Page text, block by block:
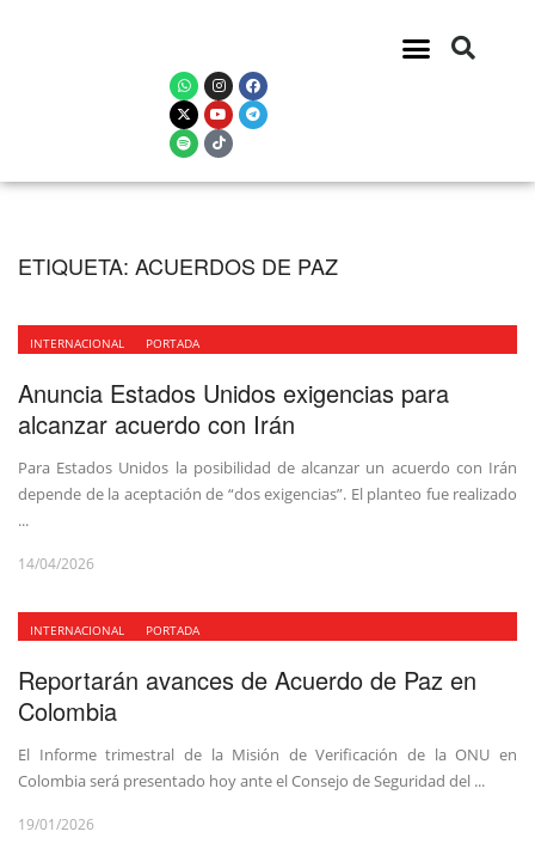
ETIQUETA: ACUERDOS DE PAZ
INTERNACIONAL PORTADA
Anuncia Estados Unidos exigencias para
alcanzar acuerdo con Irán
Para Estados Unidos la posibilidad de alcanzar un acuerdo con Irán
depende de la aceptación de “dos exigencias”. El planteo fue realizado
...
14/04/2026
INTERNACIONAL PORTADA
Reportarán avances de Acuerdo de Paz en
Colombia
El Informe trimestral de la Misión de Verificación de la ONU en
Colombia será presentado hoy ante el Consejo de Seguridad del ...
19/01/2026